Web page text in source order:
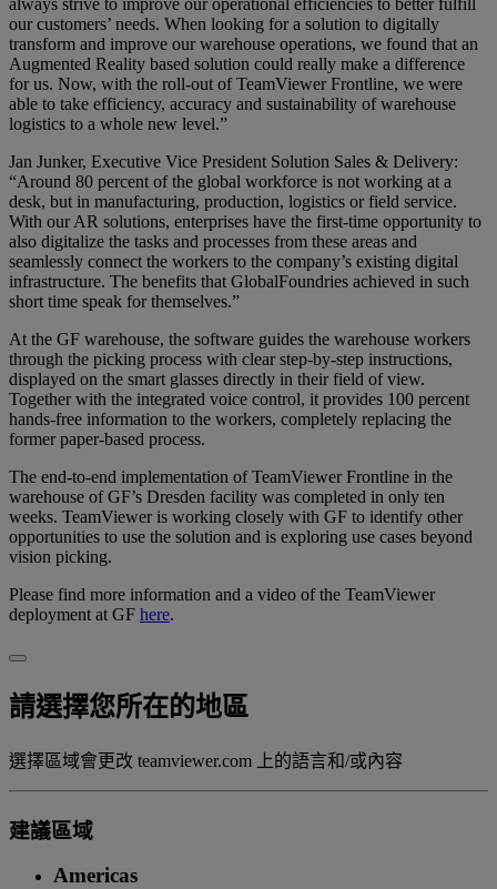
always strive to improve our operational efficiencies to better fulfill
our customers’ needs. When looking for a solution to digitally
transform and improve our warehouse operations, we found that an
Augmented Reality based solution could really make a difference
for us. Now, with the roll-out of TeamViewer Frontline, we were
able to take efficiency, accuracy and sustainability of warehouse
logistics to a whole new level.”
Jan Junker, Executive Vice President Solution Sales & Delivery:
“Around 80 percent of the global workforce is not working at a
desk, but in manufacturing, production, logistics or field service.
With our AR solutions, enterprises have the first-time opportunity to
also digitalize the tasks and processes from these areas and
seamlessly connect the workers to the company’s existing digital
infrastructure. The benefits that GlobalFoundries achieved in such
short time speak for themselves.”
At the GF warehouse, the software guides the warehouse workers
through the picking process with clear step-by-step instructions,
displayed on the smart glasses directly in their field of view.
Together with the integrated voice control, it provides 100 percent
hands-free information to the workers, completely replacing the
former paper-based process.
The end-to-end implementation of TeamViewer Frontline in the
warehouse of GF’s Dresden facility was completed in only ten
weeks. TeamViewer is working closely with GF to identify other
opportunities to use the solution and is exploring use cases beyond
vision picking.
Please find more information and a video of the TeamViewer
deployment at GF here.
請選擇您所在的地區
選擇區域會更改 teamviewer.com 上的語言和/或內容
建議區域
Americas